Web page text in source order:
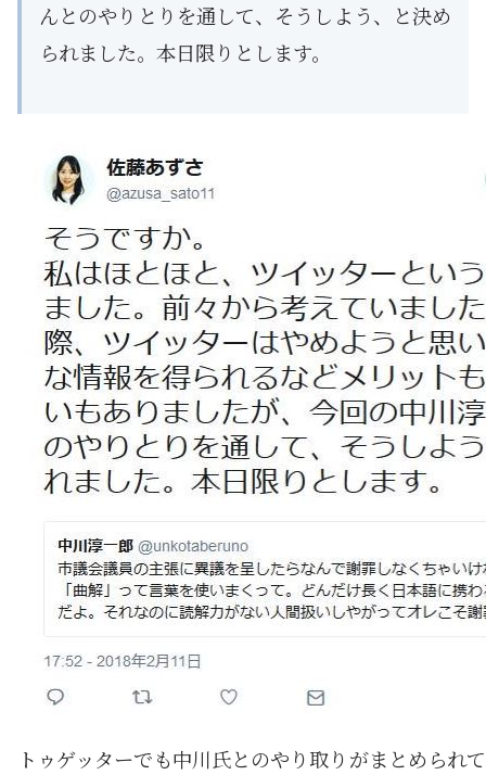
んとのやりとりを通して、そうしよう、と決め
られました。本日限りとします。
トゥゲッターでも中川氏とのやり取りがまとめられ